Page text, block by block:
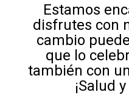
Estamos
disfrutes con
cambio
que lo
también con
¡Salud